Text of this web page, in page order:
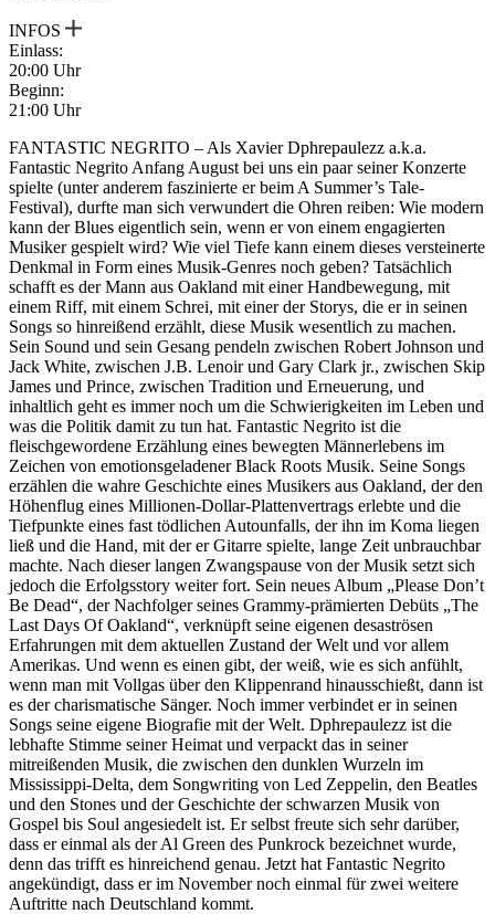
INFOS
Einlass:
20:00 Uhr
Beginn:
21:00 Uhr
FANTASTIC NEGRITO – Als Xavier Dphrepaulezz a.k.a.
Fantastic Negrito Anfang August bei uns ein paar seiner Konzerte
spielte (unter anderem faszinierte er beim A Summer’s Tale-
Festival), durfte man sich verwundert die Ohren reiben: Wie modern
kann der Blues eigentlich sein, wenn er von einem engagierten
Musiker gespielt wird? Wie viel Tiefe kann einem dieses versteinerte
Denkmal in Form eines Musik-Genres noch geben? Tatsächlich
schafft es der Mann aus Oakland mit einer Handbewegung, mit
einem Riff, mit einem Schrei, mit einer der Storys, die er in seinen
Songs so hinreißend erzählt, diese Musik wesentlich zu machen.
Sein Sound und sein Gesang pendeln zwischen Robert Johnson und
Jack White, zwischen J.B. Lenoir und Gary Clark jr., zwischen Skip
James und Prince, zwischen Tradition und Erneuerung, und
inhaltlich geht es immer noch um die Schwierigkeiten im Leben und
was die Politik damit zu tun hat. Fantastic Negrito ist die
fleischgewordene Erzählung eines bewegten Männerlebens im
Zeichen von emotionsgeladener Black Roots Musik. Seine Songs
erzählen die wahre Geschichte eines Musikers aus Oakland, der den
Höhenflug eines Millionen-Dollar-Plattenvertrags erlebte und die
Tiefpunkte eines fast tödlichen Autounfalls, der ihn im Koma liegen
ließ und die Hand, mit der er Gitarre spielte, lange Zeit unbrauchbar
machte. Nach dieser langen Zwangspause von der Musik setzt sich
jedoch die Erfolgsstory weiter fort. Sein neues Album „Please Don’t
Be Dead“, der Nachfolger seines Grammy-prämierten Debüts „The
Last Days Of Oakland“, verknüpft seine eigenen desaströsen
Erfahrungen mit dem aktuellen Zustand der Welt und vor allem
Amerikas. Und wenn es einen gibt, der weiß, wie es sich anfühlt,
wenn man mit Vollgas über den Klippenrand hinausschießt, dann ist
es der charismatische Sänger. Noch immer verbindet er in seinen
Songs seine eigene Biografie mit der Welt. Dphrepaulezz ist die
lebhafte Stimme seiner Heimat und verpackt das in seiner
mitreißenden Musik, die zwischen den dunklen Wurzeln im
Mississippi-Delta, dem Songwriting von Led Zeppelin, den Beatles
und den Stones und der Geschichte der schwarzen Musik von
Gospel bis Soul angesiedelt ist. Er selbst freute sich sehr darüber,
dass er einmal als der Al Green des Punkrock bezeichnet wurde,
denn das trifft es hinreichend genau. Jetzt hat Fantastic Negrito
angekündigt, dass er im November noch einmal für zwei weitere
Auftritte nach Deutschland kommt.